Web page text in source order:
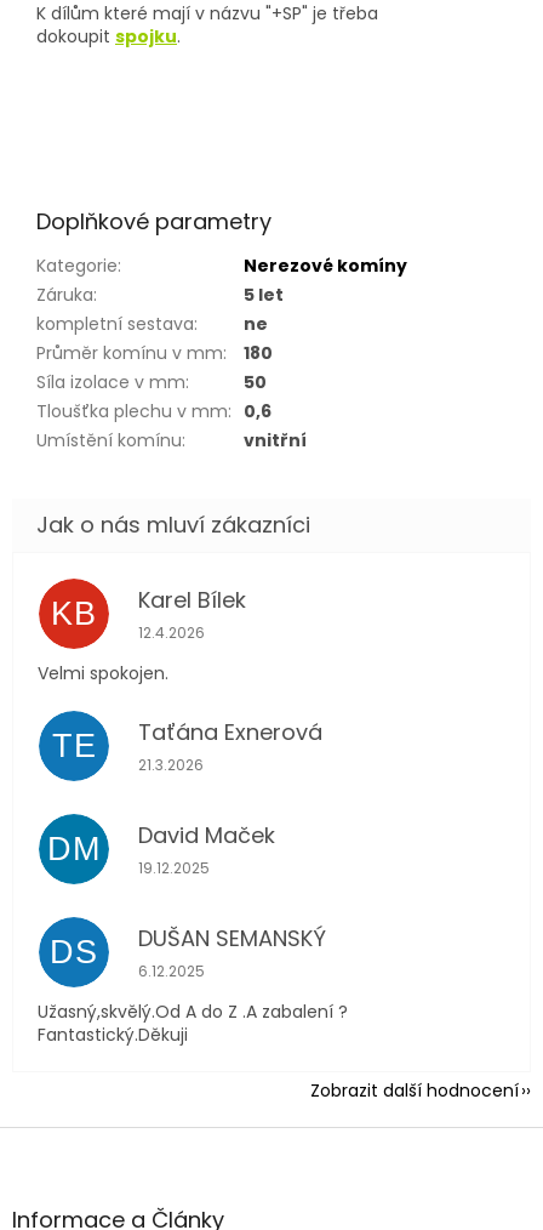
K dílům které mají v názvu "+SP" je třeba
dokoupit spojku.
Doplňkové parametry
Kategorie:
Nerezové komíny
Záruka:
5 let
kompletní sestava:
ne
Průměr komínu v mm:
180
Síla izolace v mm:
50
Tloušťka plechu v mm: 0,6
Umístění komínu: vnitřní
KB Karel Bílek
Hodnocení obchodu je 5 z 5 hvězdiček.
12.4.2026
Velmi spokojen.
TE Taťána Exnerová
Hodnocení obchodu je 5 z 5 hvězdiček.
21.3.2026
DM David Maček
Hodnocení obchodu je 5 z 5 hvězdiček.
19.12.2025
DS DUŠAN SEMANSKÝ
Hodnocení obchodu je 5 z 5 hvězdiček.
6.12.2025
Užasný,skvělý.Od A do Z .A zabalení ?
Fantastický.Děkuji
Zobrazit další hodnocení
Z
aInformace a Články